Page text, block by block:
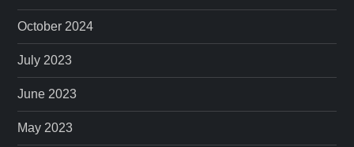
October 2024
July 2023
June 2023
May 2023